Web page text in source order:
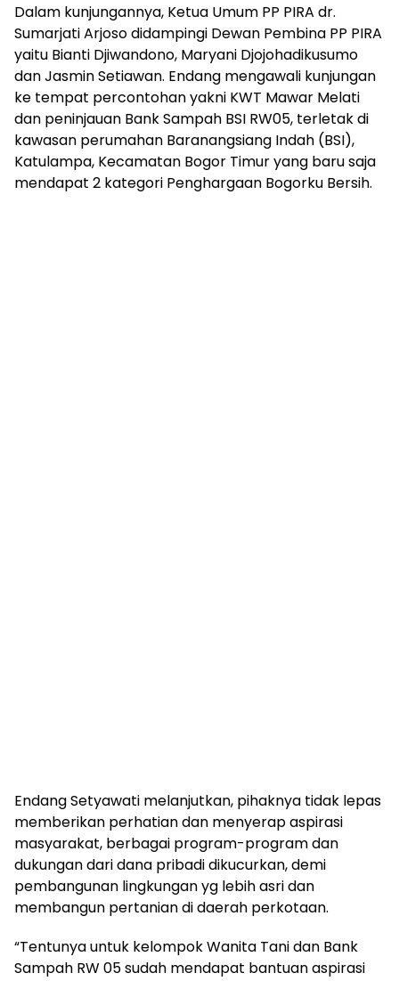
Dalam kunjungannya, Ketua Umum PP PIRA dr.
Sumarjati Arjoso didampingi Dewan Pembina PP PIRA
yaitu Bianti Djiwandono, Maryani Djojohadikusumo
dan Jasmin Setiawan. Endang mengawali kunjungan
ke tempat percontohan yakni KWT Mawar Melati
dan peninjauan Bank Sampah BSI RW05, terletak di
kawasan perumahan Baranangsiang Indah (BSI),
Katulampa, Kecamatan Bogor Timur yang baru saja
mendapat 2 kategori Penghargaan Bogorku Bersih.
Endang Setyawati melanjutkan, pihaknya tidak lepas
memberikan perhatian dan menyerap aspirasi
masyarakat, berbagai program-program dan
dukungan dari dana pribadi dikucurkan, demi
pembangunan lingkungan yg lebih asri dan
membangun pertanian di daerah perkotaan.
“Tentunya untuk kelompok Wanita Tani dan Bank
Sampah RW 05 sudah mendapat bantuan aspirasi